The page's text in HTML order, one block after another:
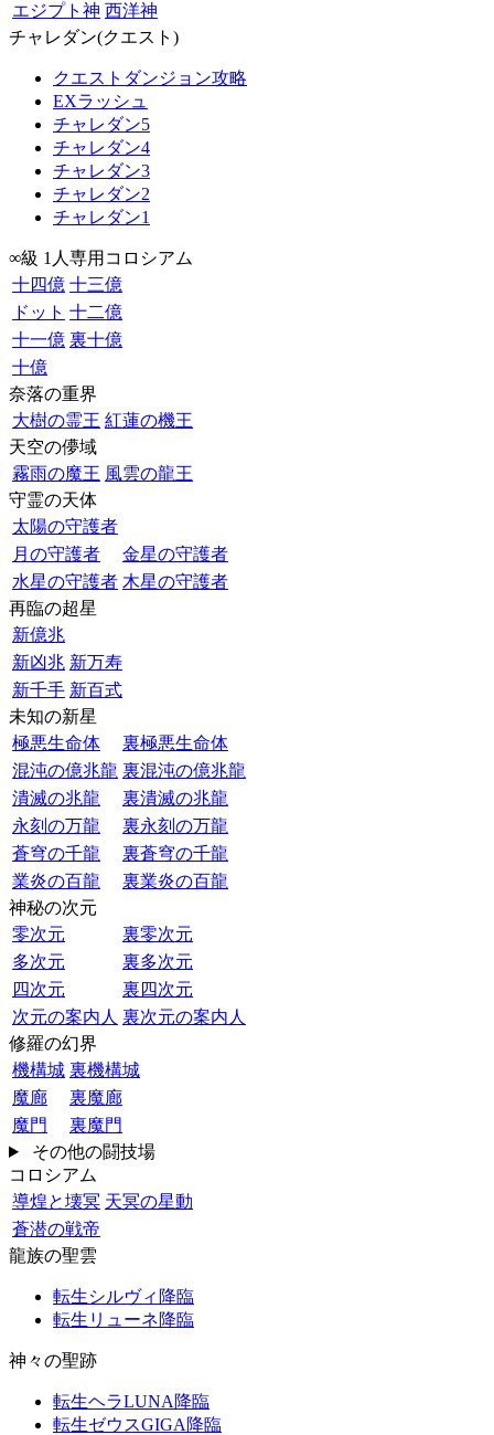
エジプト神 西洋神
チャレダン(クエスト)
クエストダンジョン攻略
EXラッシュ
チャレダン5
チャレダン4
チャレダン3
チャレダン2
チャレダン1
∞級 1人専用コロシアム
十四億 十三億
ドット 十二億
十一億 裏十億
十億
奈落の重界
大樹の霊王 紅蓮の機王
天空の儚域
霧雨の魔王 風雲の龍王
守霊の天体
太陽の守護者
月の守護者
金星の守護者
水星の守護者 木星の守護者
再臨の超星
新億兆
新凶兆 新万寿
新千手 新百式
未知の新星
極悪生命体
裏極悪生命体
混沌の億兆龍 裏混沌の億兆龍
潰滅の兆龍
裏潰滅の兆龍
永刻の万龍
裏永刻の万龍
蒼穹の千龍
裏蒼穹の千龍
業炎の百龍
裏業炎の百龍
神秘の次元
零次元
裏零次元
多次元
裏多次元
四次元
裏四次元
次元の案内人 裏次元の案内人
修羅の幻界
機構城 裏機構城
魔廊
裏魔廊
魔門
裏魔門
その他の闘技場
コロシアム
導煌と壊冥 天冥の星動
蒼潜の戦帝
龍族の聖雲
転生シルヴィ降臨
転生リューネ降臨
神々の聖跡
転生ヘラLUNA降臨
転生ゼウスGIGA降臨